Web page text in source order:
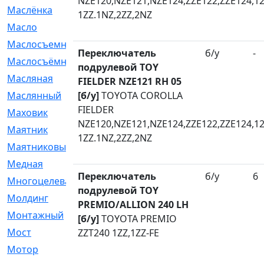
Маслёнка
[4]
Масло
Маслосъемные
[26]
Маслосъёмные
Масляная
[1]
Маслянный
[54]
Маховик
[6]
Маятник
[5]
Маятниковый
[13]
Медная
[2]
Многоцелевая
[1]
Молдинг
[14]
Монтажный
[1]
Мост
[10]
Мотор
1ZZ.1NZ,2ZZ,2NZ
Переключатель
подрулевой TOY
FIELDER NZE121 RH 05
[б/у]TOYOTA COROLLA
FIELDER
1ZZ.1NZ,2ZZ,2NZ
б/у -
Переключатель
подрулевой TOY
PREMIO/ALLION 240 LH
[б/у]TOYOTA PREMIO
ZZT240 1ZZ,1ZZ-FE
б/у 6